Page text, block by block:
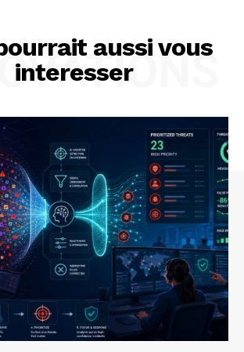
aussi vous
interesser